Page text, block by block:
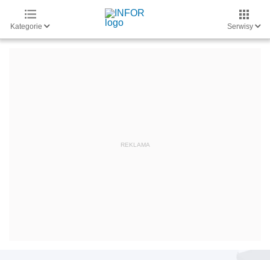
Kategorie Serwisy